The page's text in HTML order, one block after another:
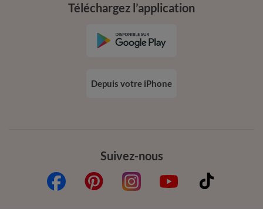
Suivez-nous
Téléchargez l’application
Depuis votre iPhone